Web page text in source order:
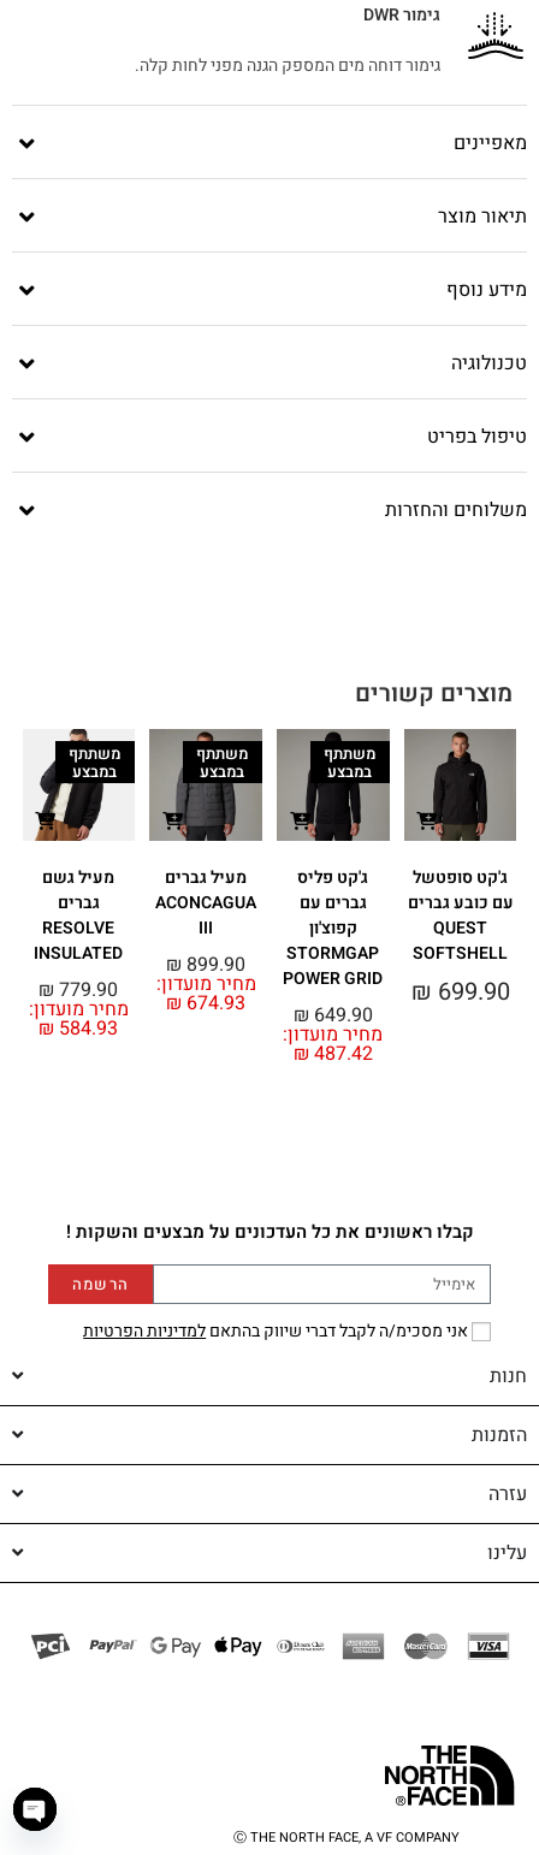
גימור DWR
גימור דוחה מים המספק הגנה מפני לחות קלה.
מאפיינים
תיאור מוצר
מידע נוסף
טכנולוגיה
טיפול בפריט
משלוחים והחזרות
מוצרים קשורים
ג'קט סופטשל
עם כובע גברים
QUEST
SOFTSHELL
₪ 699.90
משתתף
במבצע
ג'קט פליס
גברים עם
קפוצ'ון
STORMGAP
POWER GRID
מחיר מועדון:
₪ 487.42
₪ 649.90
משתתף
במבצע
מעיל גברים
ACONCAGUA
III
מחיר מועדון:
₪ 674.93
₪ 899.90
משתתף
במבצע
מעיל גשם
גברים
RESOLVE
INSULATED
מחיר מועדון:
₪ 584.93
₪ 779.90
קבלו ראשונים את כל העדכונים על מבצעים והשקות !
אני מסכימ/ה לקבל דברי שיווק בהתאםלמדיניות הפרטיות
הרשמה
חנות
הזמנות
עזרה
עלינו
Ⓒ THE NORTH FACE, A VF COMPANY